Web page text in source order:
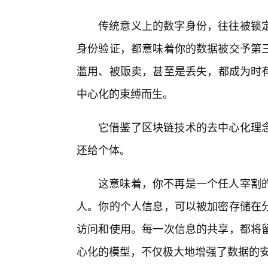
传统意义上的数字身份，往往被锁
身份验证，都意味着你的数据被交予
滥用、被贩卖，甚至是丢失，都成为
中心化的束缚而生。
它借鉴了区块链技术的去中心化
还给个体。
这意味着，你不再是一个任人宰割
人。你的个人信息，可以被加密存储
访问和使用。每一次信息的共享，都
心化的模型，不仅极大地增强了数据的